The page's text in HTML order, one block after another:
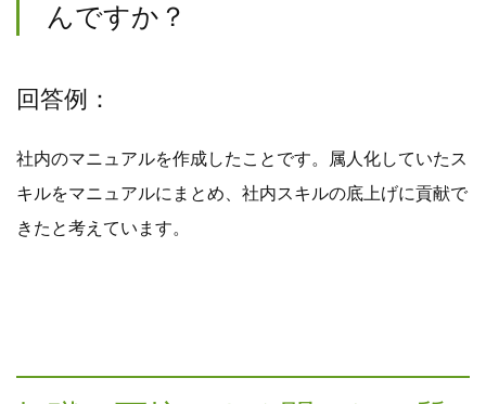
んですか？
回答例：
社内のマニュアルを作成したことです。属人化していたス
キルをマニュアルにまとめ、社内スキルの底上げに貢献で
きたと考えています。